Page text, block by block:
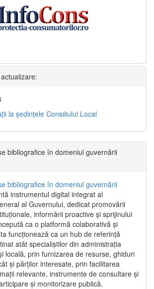
la şedinţele Consiliului Local
bibliografice în domeniul guvernării
bibliografice în domeniul guvernării
instrumentul digital integrat al
al Guvernului, dedicat promovării
informării proactive și sprijinului
ca o platformă colaborativă și
funcționează ca un hub de referință
atât specialiștilor din administrația
locală, prin furnizarea de resurse, ghiduri
și părților interesate, prin facilitarea
relevante, instrumente de consultare și
și monitorizare publică.